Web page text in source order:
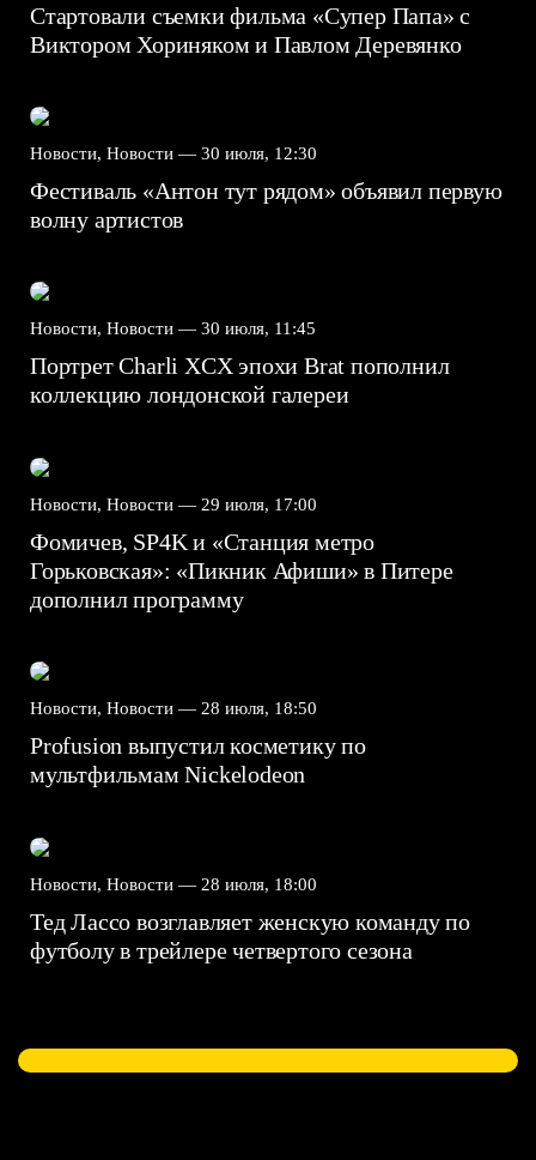
Стартовали съемки фильма «Супер Папа» с
Виктором Хориняком и Павлом Деревянко
Новости, Новости — 30 июля, 12:30
Фестиваль «Антон тут рядом» объявил первую
волну артистов
Новости, Новости — 30 июля, 11:45
Портрет Charli XCX эпохи Brat пополнил
коллекцию лондонской галереи
Новости, Новости — 29 июля, 17:00
Фомичев, SP4K и «Станция метро
Горьковская»: «Пикник Афиши» в Питере
дополнил программу
Новости, Новости — 28 июля, 18:50
Profusion выпустил косметику по
мультфильмам Nickelodeon
Новости, Новости — 28 июля, 18:00
Тед Лассо возглавляет женскую команду по
футболу в трейлере четвертого сезона